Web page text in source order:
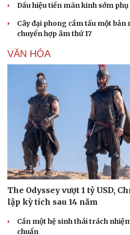
Dấu hiệu tiền mãn kinh sớm
Cây đại phong cầm tấu một bản
chuyển hợp âm thứ 17
VĂN HÓA
The Odyssey vượt 1 tỷ USD,
lập kỳ tích sau 14 năm
Cần một hệ sinh thái trách
chuẩn